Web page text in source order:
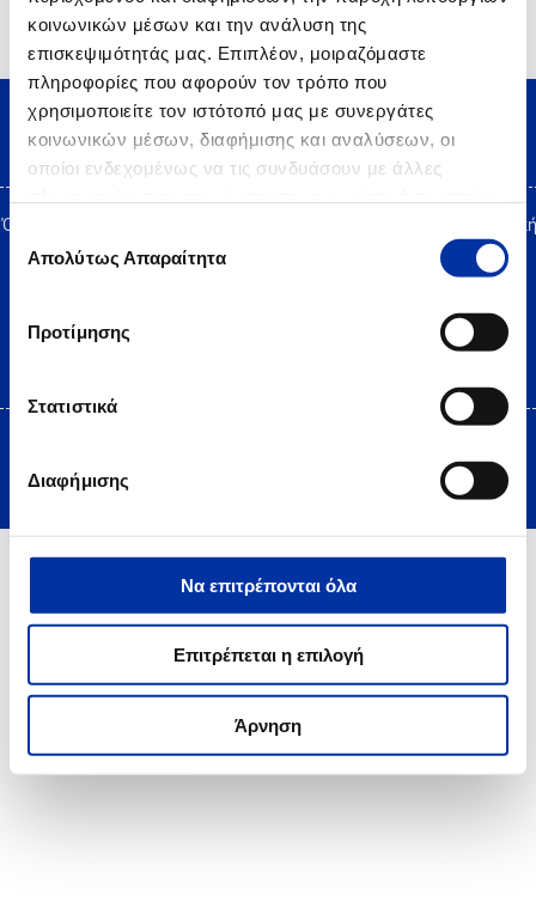
κοινωνικών μέσων και την ανάλυση της
επισκεψιμότητάς μας. Επιπλέον, μοιραζόμαστε
πληροφορίες που αφορούν τον τρόπο που
χρησιμοποιείτε τον ιστότοπό μας με συνεργάτες
κοινωνικών μέσων, διαφήμισης και αναλύσεων, οι
οποίοι ενδεχομένως να τις συνδυάσουν με άλλες
των υπηρεσιών τους.
Επιλογή
συγκατάθεσης
Απολύτως Απαραίτητα
Προτίμησης
Στατιστικά
Διαφήμισης
Να επιτρέπονται όλα
Επιτρέπεται η επιλογή
Άρνηση
Όροι Χρήσης
Πολιτική
Cookies Site Map|